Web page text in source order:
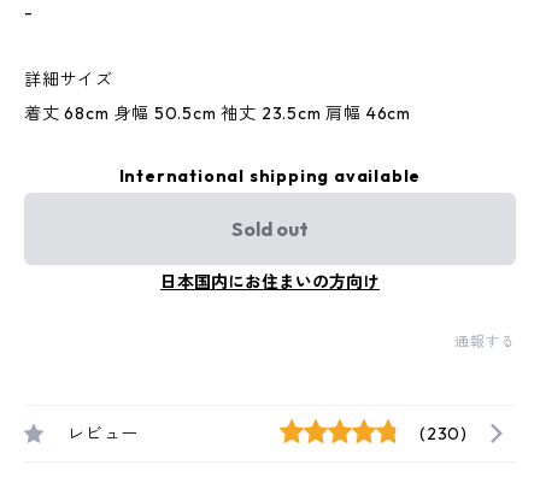
-
詳細サイズ
着丈 68cm 身幅 50.5cm 袖丈 23.5cm 肩幅 46cm
International shipping available
Sold out
日本国内にお住まいの方向け
通報する
レビュー (230)